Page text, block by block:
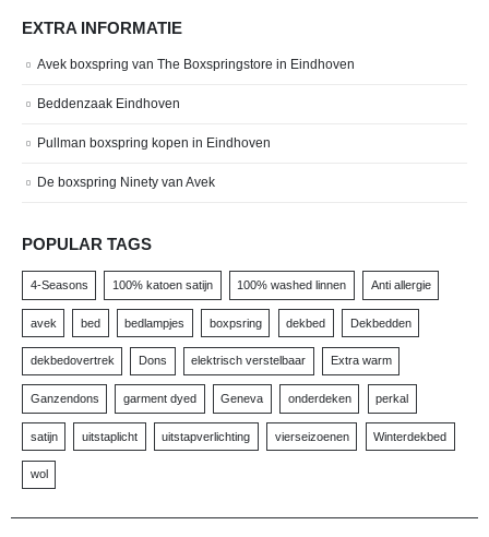
EXTRA INFORMATIE
Avek boxspring van The Boxspringstore in Eindhoven
Beddenzaak Eindhoven
Pullman boxspring kopen in Eindhoven
De boxspring Ninety van Avek
POPULAR TAGS
4-Seasons 100% katoen satijn 100% washed linnen Anti allergie
avek bed bedlampjes boxpsring dekbed Dekbedden
dekbedovertrek Dons elektrisch verstelbaar Extra warm
Ganzendons garment dyed Geneva onderdeken perkal
satijn uitstaplicht uitstapverlichting vierseizoenen Winterdekbed
wol